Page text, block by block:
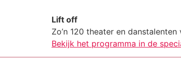
Lift off
Zo’n 120 theater en
Bekijk het programma in de